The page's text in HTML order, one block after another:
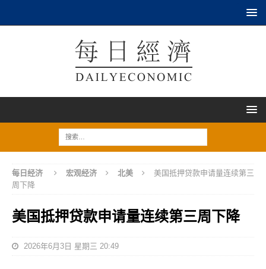
每日经济 宏观经济 北美
美国抵押贷款申请量连续第三
周下降
美国抵押贷款申请量连续第三周下降
2026年6月3日 星期三 20:49